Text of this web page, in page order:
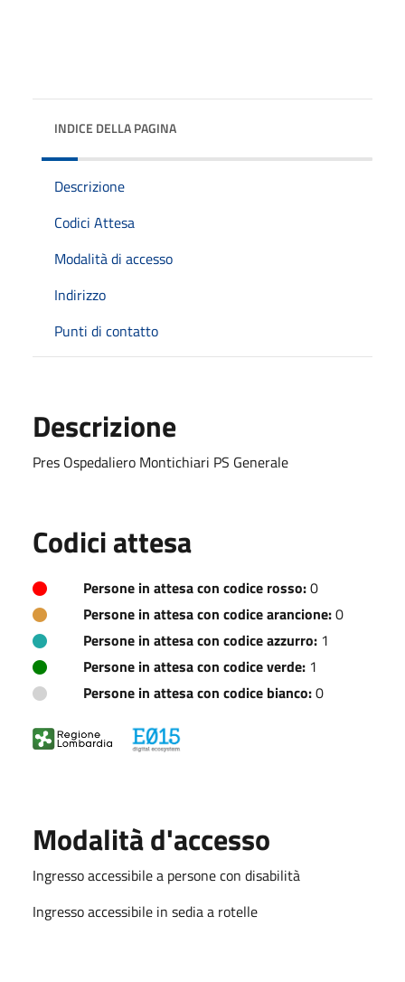
INDICE DELLA PAGINA
Descrizione
Codici Attesa
Modalità di accesso
Indirizzo
Punti di contatto
Descrizione
Pres Ospedaliero Montichiari PS Generale
Codici attesa
Persone in attesa con codice rosso:0
Persone in attesa con codice arancione:0
Persone in attesa con codice azzurro: 1
Persone in attesa con codice verde: 1
Persone in attesa con codice bianco:0
Modalità d'accesso
Ingresso accessibile a persone con disabilità
Ingresso accessibile in sedia a rotelle